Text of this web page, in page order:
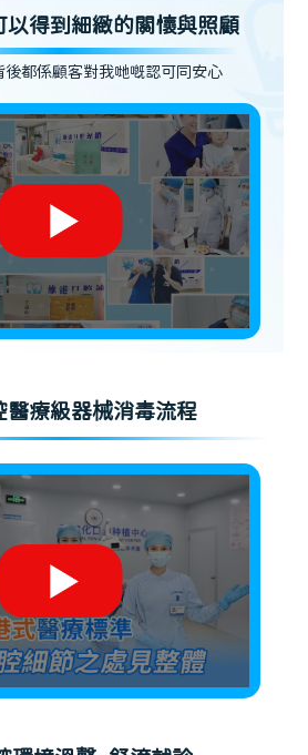
以得到細緻的關懷與照顧
後都係顧客對我哋嘅認可同安心
醫療級器械消毒流程